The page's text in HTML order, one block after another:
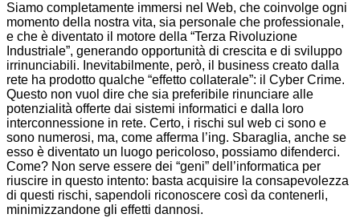
Siamo completamente immersi nel Web, che coinvolge ogni
momento della nostra vita, sia personale che professionale,
e che è diventato il motore della “Terza Rivoluzione
Industriale”, generando opportunità di crescita e di sviluppo
irrinunciabili. Inevitabilmente, però, il business creato dalla
rete ha prodotto qualche “effetto collaterale”: il Cyber Crime.
Questo non vuol dire che sia preferibile rinunciare alle
potenzialità offerte dai sistemi informatici e dalla loro
interconnessione in rete. Certo, i rischi sul web ci sono e
sono numerosi, ma, come afferma l’ing. Sbaraglia, anche se
esso è diventato un luogo pericoloso, possiamo difenderci.
Come? Non serve essere dei “geni” dell’informatica per
riuscire in questo intento: basta acquisire la consapevolezza
di questi rischi, sapendoli riconoscere così da contenerli,
minimizzandone gli effetti dannosi.